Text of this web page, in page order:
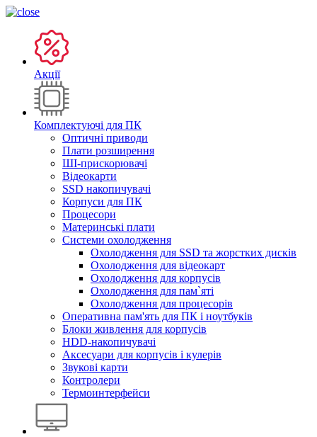
Акції
Комплектуючі для ПК
Оптичні приводи
Плати розширення
ШІ-прискорювачі
Відеокарти
SSD накопичувачі
Корпуси для ПК
Процесори
Материнські плати
Системи охолодження
Охолодження для SSD та жорстких дисків
Охолодження для відеокарт
Охолодження для корпусів
Охолодження для пам`яті
Охолодження для процесорів
Оперативна пам'ять для ПК і ноутбуків
Блоки живлення для корпусів
HDD-накопичувачі
Аксесуари для корпусів і кулерів
Звукові карти
Контролери
Термоинтерфейси